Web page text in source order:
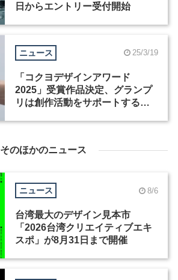
日からエントリー受付開始
ニュース 25/3/19
「コクヨデザインアワード
2025」受賞作品決定、グランプ
リは創作活動をサポートするペ
そのほかのニュース
ニュース 8/6
台湾最大のデザイン見本市
「2026台湾クリエイティブエキ
スポ」が8月31日まで開催